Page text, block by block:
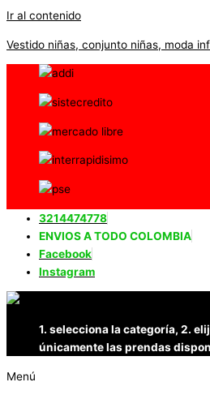
Ir al contenido
Vestido niñas, conjunto niñas, moda
3214474778
ENVIOS A TODO COLOMBIA
Facebook
Instagram
1. selecciona la categoría, 2.
únicamente las prendas
Menú